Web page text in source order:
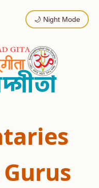
🌙 Night Mode